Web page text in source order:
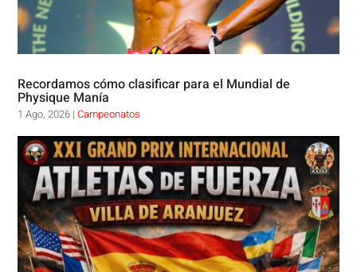
Recordamos cómo clasificar para el Mundial de
Physique Manía
1 Ago, 2026 |Campeonatos